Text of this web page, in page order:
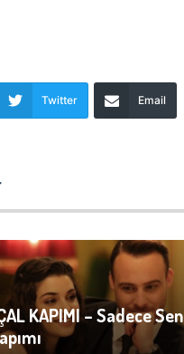
Twitter Email
KAPIMI – Sadece Sen